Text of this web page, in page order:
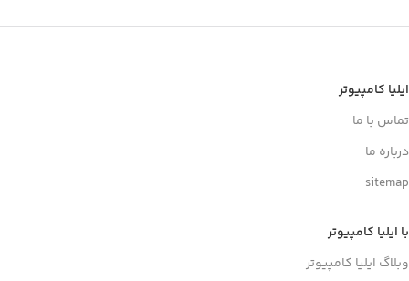
ایلیا کامپیوتر
تماس با ما
درباره ما
sitemap
با ایلیا کامپیوتر
وبلاگ ایلیا کامپیوتر